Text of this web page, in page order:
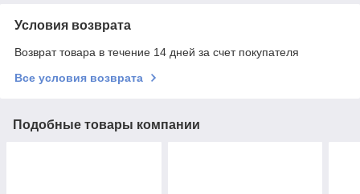
Условия возврата
Возврат товара в течение 14 дней за счет покупателя
Все условия возврата
Подобные товары компании